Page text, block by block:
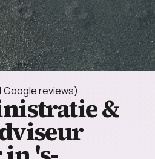
Google reviews)
&